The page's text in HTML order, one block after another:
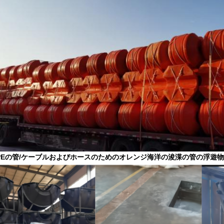
の管/ケーブルおよびホースのためのオレンジ海洋の浚渫の管の浮遊